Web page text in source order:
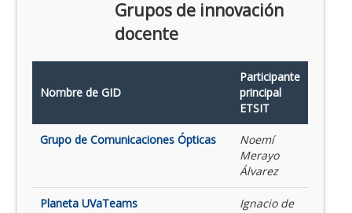
Grupos de innovación
docente
Nombre de GID
Participante
principal
ETSIT
Grupo de Comunicaciones Ópticas
Noemí
Merayo
Álvarez
Planeta UVaTeams
Ignacio de